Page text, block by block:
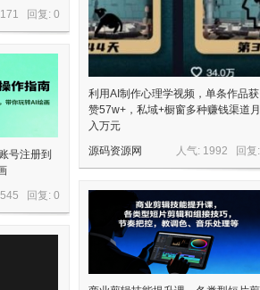
回复: 0
利用AI制作心理学视频，单条作品获
赞57w+，私域+橱窗多种赚钱渠道月
入万元
人气: 1992 回
源码资源网
号注册到
回复: 0